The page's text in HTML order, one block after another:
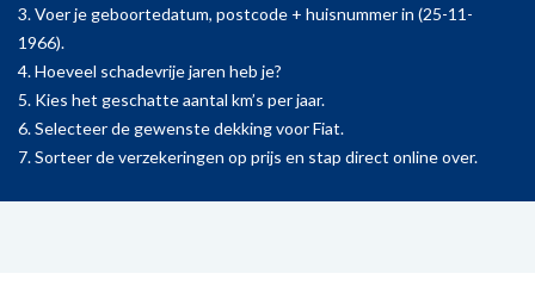
3. Voer je geboortedatum, postcode + huisnummer in (25-11-
1966).
4. Hoeveel schadevrije jaren heb je?
5. Kies het geschatte aantal km’s per jaar.
6. Selecteer de gewenste dekking voor Fiat.
7. Sorteer de verzekeringen op prijs en stap direct online over.